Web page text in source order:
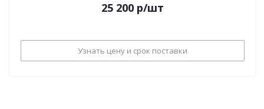
25 200 р/шт
Узнать цену и срок поставки